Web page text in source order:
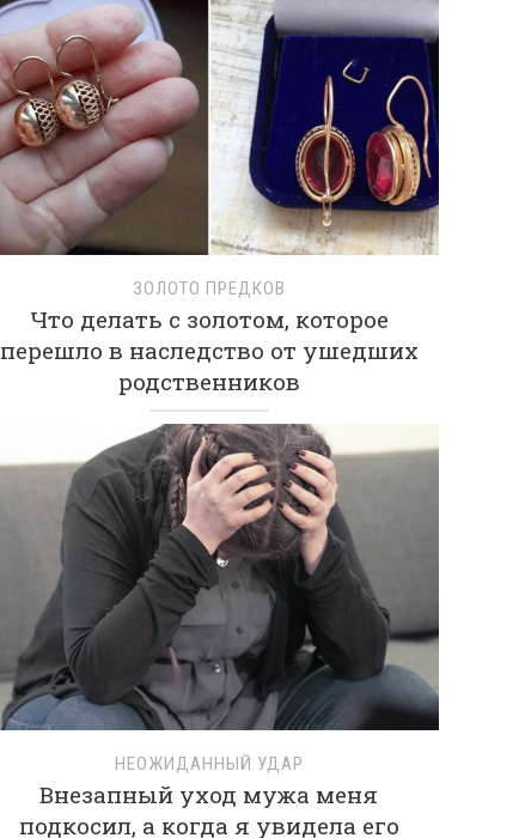
ЗОЛОТО ПРЕДКОВ
Что делать с золотом, которое
перешло в наследство от ушедших
родственников
НЕОЖИДАННЫЙ УДАР
Внезапный уход мужа меня
подкосил, а когда я увидела его